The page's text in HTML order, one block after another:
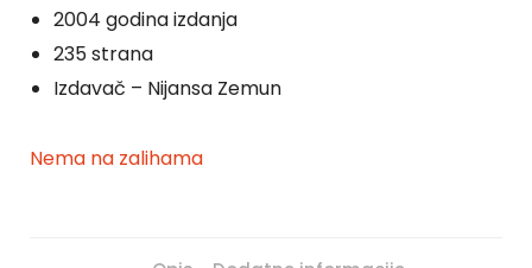
2004 godina izdanja
235 strana
Izdavač – Nijansa Zemun
Nema na zalihama